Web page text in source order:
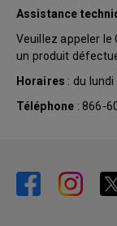
Assistance
Veuillez appeler le
un produit
Horaires : du
Téléphone : 866-